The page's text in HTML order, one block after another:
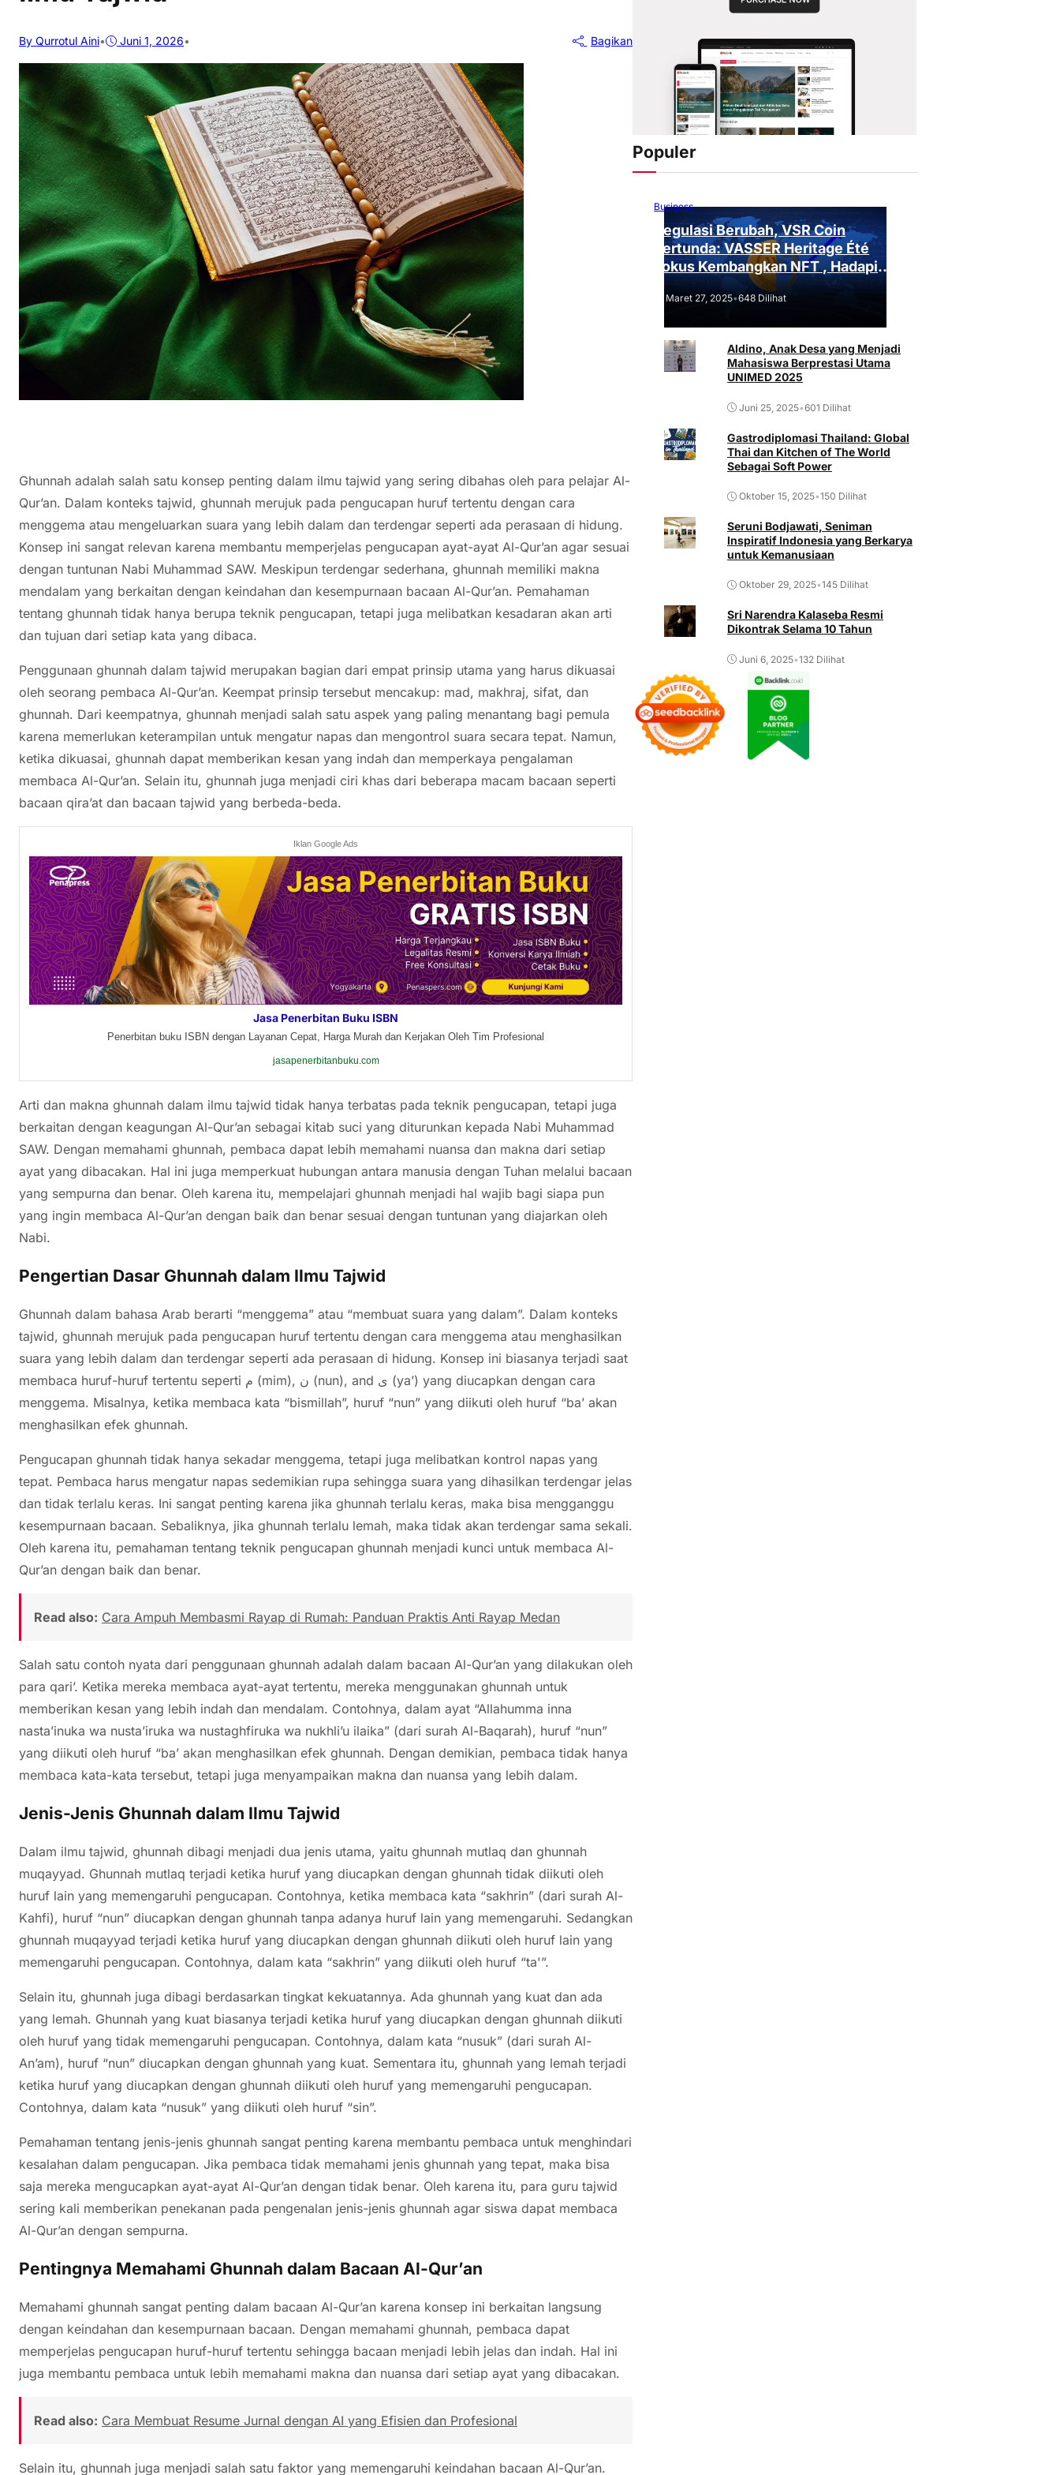
By Qurrotul Aini• Juni 1, 2026• Bagikan
Ghunnah adalah salah satu konsep penting dalam ilmu tajwid yang sering dibahas oleh para pelajar Al-
Qur’an. Dalam konteks tajwid, ghunnah merujuk pada pengucapan huruf tertentu dengan cara
menggema atau mengeluarkan suara yang lebih dalam dan terdengar seperti ada perasaan di hidung.
Konsep ini sangat relevan karena membantu memperjelas pengucapan ayat-ayat Al-Qur’an agar sesuai
dengan tuntunan Nabi Muhammad SAW. Meskipun terdengar sederhana, ghunnah memiliki makna
mendalam yang berkaitan dengan keindahan dan kesempurnaan bacaan Al-Qur’an. Pemahaman
tentang ghunnah tidak hanya berupa teknik pengucapan, tetapi juga melibatkan kesadaran akan arti
dan tujuan dari setiap kata yang dibaca.
Penggunaan ghunnah dalam tajwid merupakan bagian dari empat prinsip utama yang harus dikuasai
oleh seorang pembaca Al-Qur’an. Keempat prinsip tersebut mencakup: mad, makhraj, sifat, dan
ghunnah. Dari keempatnya, ghunnah menjadi salah satu aspek yang paling menantang bagi pemula
karena memerlukan keterampilan untuk mengatur napas dan mengontrol suara secara tepat. Namun,
ketika dikuasai, ghunnah dapat memberikan kesan yang indah dan memperkaya pengalaman
membaca Al-Qur’an. Selain itu, ghunnah juga menjadi ciri khas dari beberapa macam bacaan seperti
bacaan qira’at dan bacaan tajwid yang berbeda-beda.
Iklan Google Ads
Jasa Penerbitan Buku ISBN
Penerbitan buku ISBN dengan Layanan Cepat, Harga Murah dan Kerjakan Oleh Tim Profesional
jasapenerbitanbuku.com
Arti dan makna ghunnah dalam ilmu tajwid tidak hanya terbatas pada teknik pengucapan, tetapi juga
berkaitan dengan keagungan Al-Qur’an sebagai kitab suci yang diturunkan kepada Nabi Muhammad
SAW. Dengan memahami ghunnah, pembaca dapat lebih memahami nuansa dan makna dari setiap
ayat yang dibacakan. Hal ini juga memperkuat hubungan antara manusia dengan Tuhan melalui bacaan
yang sempurna dan benar. Oleh karena itu, mempelajari ghunnah menjadi hal wajib bagi siapa pun
yang ingin membaca Al-Qur’an dengan baik dan benar sesuai dengan tuntunan yang diajarkan oleh
Nabi.
Pengertian Dasar Ghunnah dalam Ilmu Tajwid
Ghunnah dalam bahasa Arab berarti “menggema” atau “membuat suara yang dalam”. Dalam konteks
tajwid, ghunnah merujuk pada pengucapan huruf tertentu dengan cara menggema atau menghasilkan
suara yang lebih dalam dan terdengar seperti ada perasaan di hidung. Konsep ini biasanya terjadi saat
membaca huruf-huruf tertentu seperti م (mim), ن (nun), and ى (ya’) yang diucapkan dengan cara
menggema. Misalnya, ketika membaca kata “bismillah”, huruf “nun” yang diikuti oleh huruf “ba’ akan
menghasilkan efek ghunnah.
Pengucapan ghunnah tidak hanya sekadar menggema, tetapi juga melibatkan kontrol napas yang
tepat. Pembaca harus mengatur napas sedemikian rupa sehingga suara yang dihasilkan terdengar jelas
dan tidak terlalu keras. Ini sangat penting karena jika ghunnah terlalu keras, maka bisa mengganggu
kesempurnaan bacaan. Sebaliknya, jika ghunnah terlalu lemah, maka tidak akan terdengar sama sekali.
Oleh karena itu, pemahaman tentang teknik pengucapan ghunnah menjadi kunci untuk membaca Al-
Qur’an dengan baik dan benar.
Read also: Cara Ampuh Membasmi Rayap di Rumah: Panduan Praktis Anti Rayap Medan
Salah satu contoh nyata dari penggunaan ghunnah adalah dalam bacaan Al-Qur’an yang dilakukan oleh
para qari’. Ketika mereka membaca ayat-ayat tertentu, mereka menggunakan ghunnah untuk
memberikan kesan yang lebih indah dan mendalam. Contohnya, dalam ayat “Allahumma inna
nasta’inuka wa nusta’iruka wa nustaghfiruka wa nukhli’u ilaika” (dari surah Al-Baqarah), huruf “nun”
yang diikuti oleh huruf “ba’ akan menghasilkan efek ghunnah. Dengan demikian, pembaca tidak hanya
membaca kata-kata tersebut, tetapi juga menyampaikan makna dan nuansa yang lebih dalam.
Jenis-Jenis Ghunnah dalam Ilmu Tajwid
Dalam ilmu tajwid, ghunnah dibagi menjadi dua jenis utama, yaitu ghunnah mutlaq dan ghunnah
muqayyad. Ghunnah mutlaq terjadi ketika huruf yang diucapkan dengan ghunnah tidak diikuti oleh
huruf lain yang memengaruhi pengucapan. Contohnya, ketika membaca kata “sakhrin” (dari surah Al-
Kahfi), huruf “nun” diucapkan dengan ghunnah tanpa adanya huruf lain yang memengaruhi. Sedangkan
ghunnah muqayyad terjadi ketika huruf yang diucapkan dengan ghunnah diikuti oleh huruf lain yang
memengaruhi pengucapan. Contohnya, dalam kata “sakhrin” yang diikuti oleh huruf “ta'”.
Selain itu, ghunnah juga dibagi berdasarkan tingkat kekuatannya. Ada ghunnah yang kuat dan ada
yang lemah. Ghunnah yang kuat biasanya terjadi ketika huruf yang diucapkan dengan ghunnah diikuti
oleh huruf yang tidak memengaruhi pengucapan. Contohnya, dalam kata “nusuk” (dari surah Al-
An’am), huruf “nun” diucapkan dengan ghunnah yang kuat. Sementara itu, ghunnah yang lemah terjadi
ketika huruf yang diucapkan dengan ghunnah diikuti oleh huruf yang memengaruhi pengucapan.
Contohnya, dalam kata “nusuk” yang diikuti oleh huruf “sin”.
Pemahaman tentang jenis-jenis ghunnah sangat penting karena membantu pembaca untuk menghindari
kesalahan dalam pengucapan. Jika pembaca tidak memahami jenis ghunnah yang tepat, maka bisa
saja mereka mengucapkan ayat-ayat Al-Qur’an dengan tidak benar. Oleh karena itu, para guru tajwid
sering kali memberikan penekanan pada pengenalan jenis-jenis ghunnah agar siswa dapat membaca
Al-Qur’an dengan sempurna.
Pentingnya Memahami Ghunnah dalam Bacaan Al-Qur’an
Memahami ghunnah sangat penting dalam bacaan Al-Qur’an karena konsep ini berkaitan langsung
dengan keindahan dan kesempurnaan bacaan. Dengan memahami ghunnah, pembaca dapat
memperjelas pengucapan huruf-huruf tertentu sehingga bacaan menjadi lebih jelas dan indah. Hal ini
juga membantu pembaca untuk lebih memahami makna dan nuansa dari setiap ayat yang dibacakan.
Read also: Cara Membuat Resume Jurnal dengan AI yang Efisien dan Profesional
Selain itu, ghunnah juga menjadi salah satu faktor yang memengaruhi keindahan bacaan Al-Qur’an.
Populer
Business
Regulasi Berubah, VSR Coin
Tertunda: VASSER Heritage Été
Fokus Kembangkan NFT , Hadapi
Tantangan Regulasi!
Maret 27, 2025•648 Dilihat
Aldino, Anak Desa yang Menjadi
Mahasiswa Berprestasi Utama
UNIMED 2025
Juni 25, 2025•601 Dilihat
Gastrodiplomasi Thailand: Global
Thai dan Kitchen of The World
Sebagai Soft Power
Oktober 15, 2025•150 Dilihat
Seruni Bodjawati, Seniman
Inspiratif Indonesia yang Berkarya
untuk Kemanusiaan
Oktober 29, 2025•145 Dilihat
Sri Narendra Kalaseba Resmi
Dikontrak Selama 10 Tahun
Juni 6, 2025•132 Dilihat